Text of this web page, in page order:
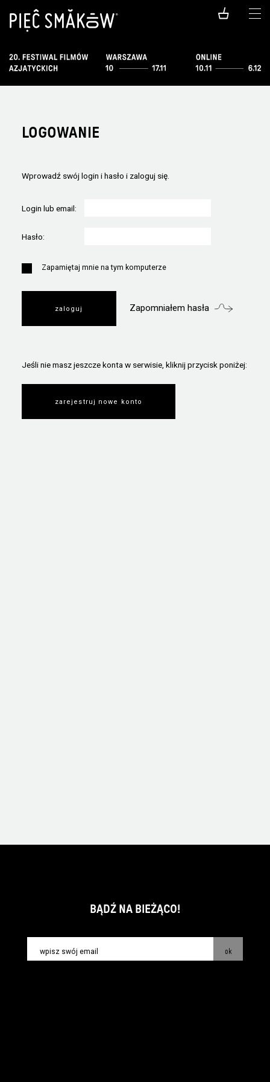
LOGOWANIE
Wprowadź swój login i hasło i zaloguj się.
Login lub email:
Hasło:
Zapamiętaj mnie na tym komputerze
Zapomniałem hasła
Jeśli nie masz jeszcze konta w serwisie, kliknij przycisk poniżej:
zarejestruj nowe konto
BĄDŹ NA BIEŻĄCO!
ok